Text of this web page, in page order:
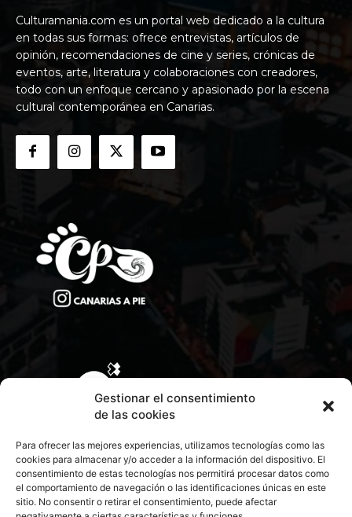
Gestionar el consentimiento
de las cookies
Para ofrecer las mejores experiencias, utilizamos tecnologías como las
cookies para almacenar y/o acceder a la información del dispositivo. El
consentimiento de estas tecnologías nos permitirá procesar datos como
el comportamiento de navegación o las identificaciones únicas en este
sitio. No consentir o retirar el consentimiento, puede afectar
Culturamania.com es un portal web dedicado a la cultura
en todas sus formas: ofrece entrevistas, artículos de
opinión, recomendaciones de cine y series, crónicas de
eventos, arte, literatura y colaboraciones con creadores,
todo con un enfoque cercano y apasionado por la escena
cultural contemporánea en Canarias.